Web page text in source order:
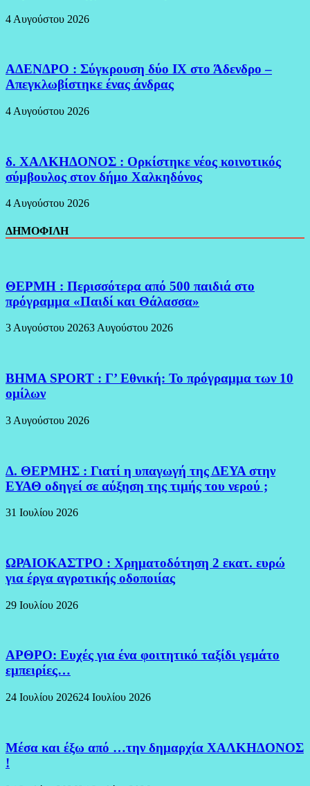
4 Αυγούστου 2026
ΑΔΕΝΔΡΟ : Σύγκρουση δύο ΙΧ στο Άδενδρο –
Απεγκλωβίστηκε ένας άνδρας
4 Αυγούστου 2026
δ. ΧΑΛΚΗΔΟΝΟΣ : Ορκίστηκε νέος κοινοτικός
σύμβουλος στον δήμο Χαλκηδόνος
4 Αυγούστου 2026
ΔΗΜΟΦΙΛΗ
ΘΕΡΜΗ : Περισσότερα από 500 παιδιά στο
πρόγραμμα «Παιδί και Θάλασσα»
3 Αυγούστου 20263 Αυγούστου 2026
BHMA SPORT : Γ’ Εθνική: Το πρόγραμμα των 10
ομίλων
3 Αυγούστου 2026
Δ. ΘΕΡΜΗΣ : Γιατί η υπαγωγή της ΔΕΥΑ στην
ΕΥΑΘ οδηγεί σε αύξηση της τιμής του νερού ;
31 Ιουλίου 2026
ΩΡΑΙΟΚΑΣΤΡΟ : Χρηματοδότηση 2 εκατ. ευρώ
για έργα αγροτικής οδοποιίας
29 Ιουλίου 2026
ΑΡΘΡΟ: Ευχές για ένα φοιτητικό ταξίδι γεμάτο
εμπειρίες…
24 Ιουλίου 202624 Ιουλίου 2026
Μέσα και έξω από …την δημαρχία ΧΑΛΚΗΔΟΝΟΣ
!